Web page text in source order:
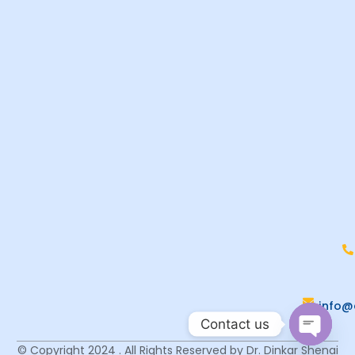
© Copyright 2024 . All Rights Reserved by Dr. Dinkar Shenai
Contact us
Open